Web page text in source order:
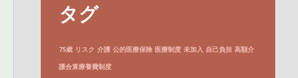
タグ
75歳 リスク 介護 公的医療保険 医療制度 未加入 自己負担 高額介
護合算療養費制度